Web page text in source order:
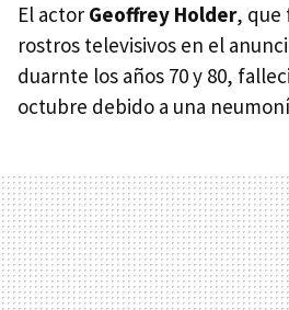
El actor Geoffrey Holder, que
rostros televisivos en el
duarnte los años 70 y 80,
octubre debido a una